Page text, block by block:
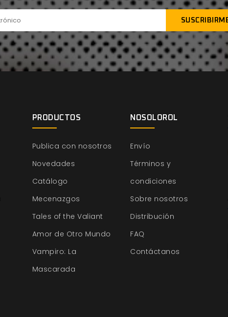
PRODUCTOS
Publica con nosotros
Novedades
Catálogo
Mecenazgos
Tales of the Valiant
Amor de Otro Mundo
Vampiro: La
Mascarada
NOSOLOROL
Envío
Términos y
condiciones
Sobre nosotros
Distribución
FAQ
Contáctanos